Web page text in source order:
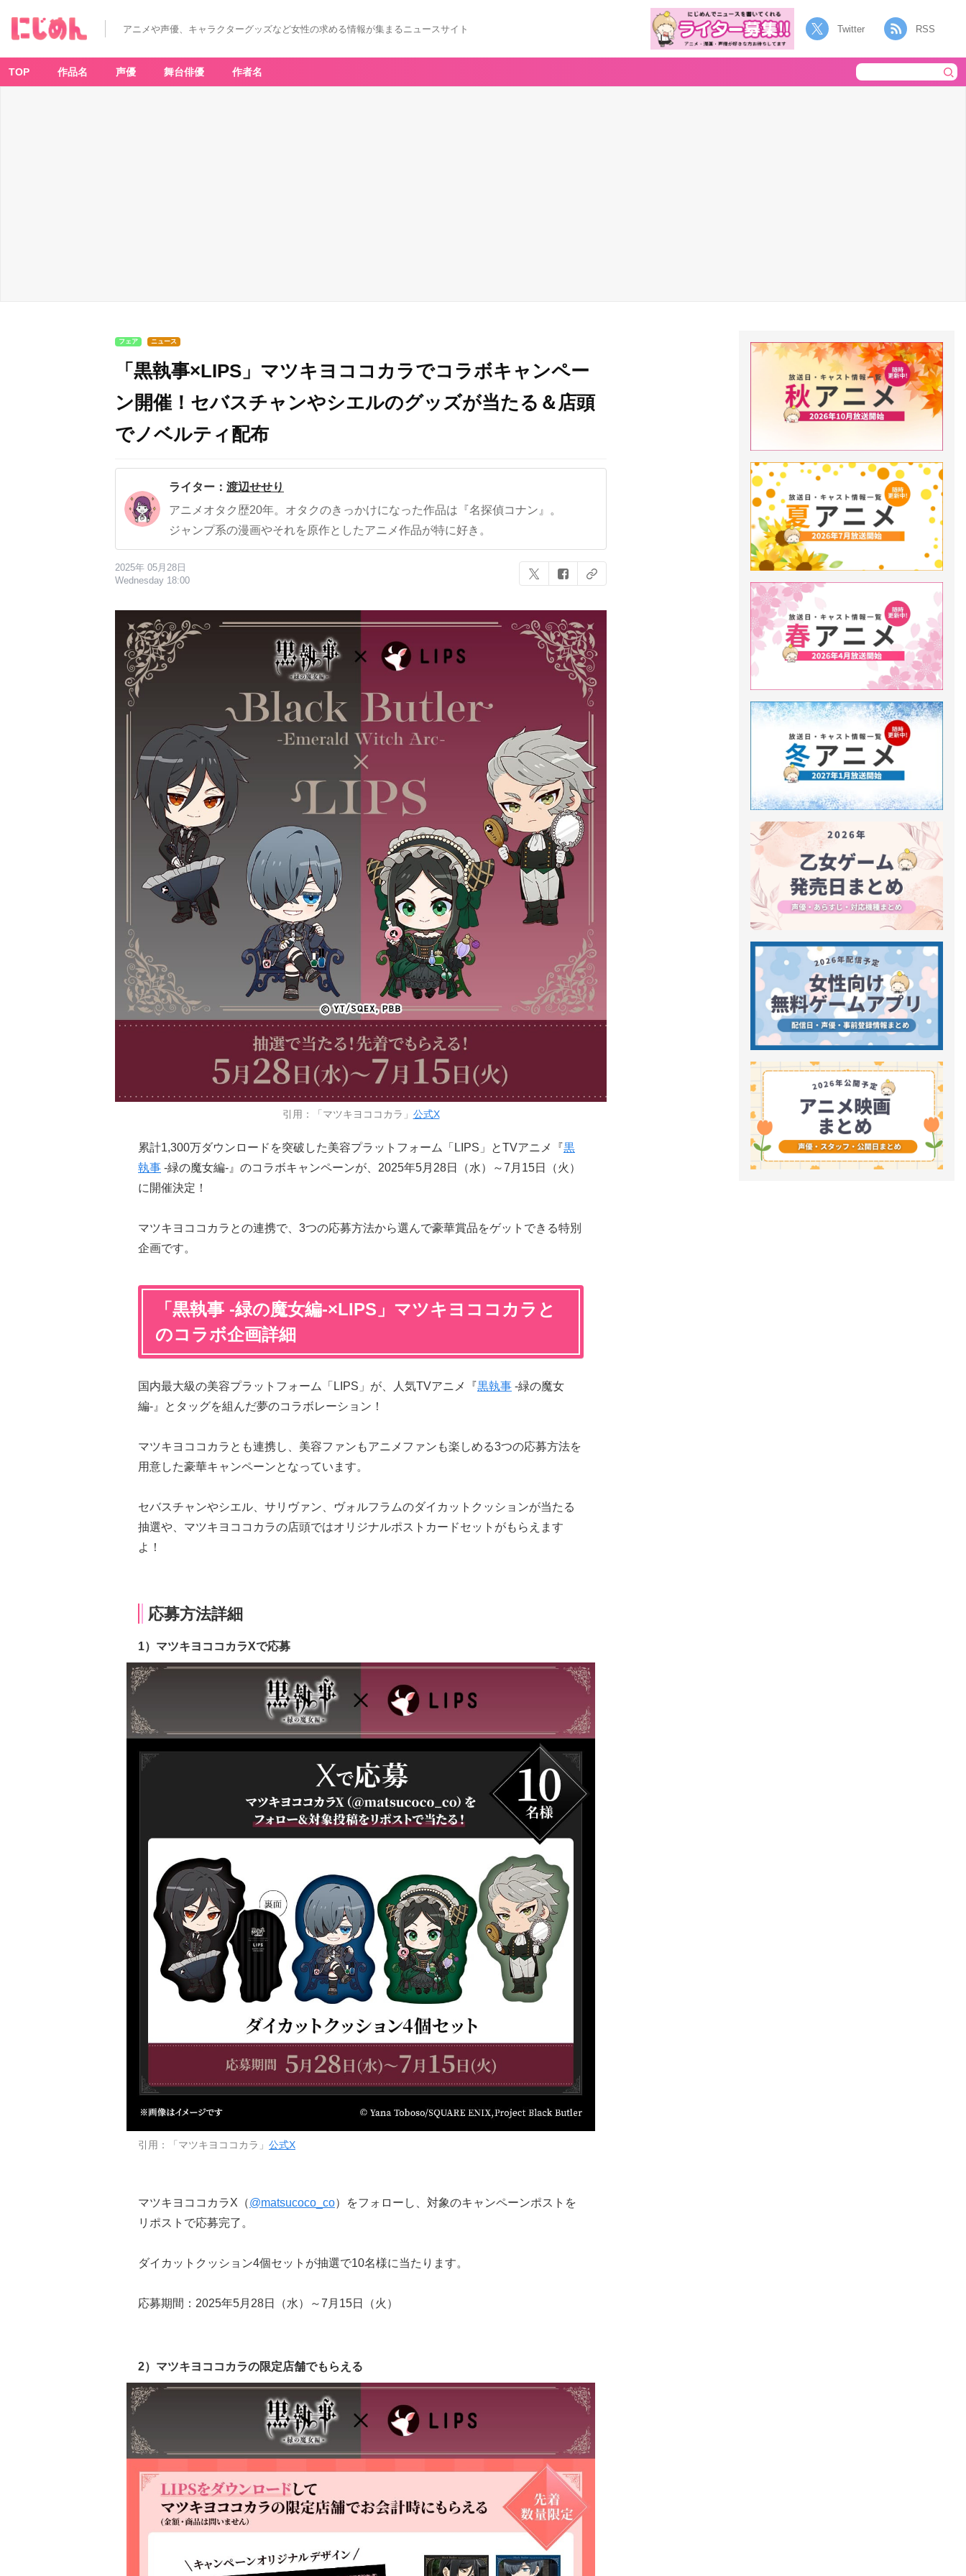
アニメや声優、キャラクターグッズなど女性の求める情報が集まるニュースサイト Twitter RSS
TOP 作品名 声優 舞台俳優 作者名
フェア ニュース
「黒執事×LIPS」マツキヨココカラでコラボキャンペー
ン開催！セバスチャンやシエルのグッズが当たる＆店頭
でノベルティ配布
ライター： 渡辺せせり
アニメオタク歴20年。オタクのきっかけになった作品は『名探偵コナン』。
ジャンプ系の漫画やそれを原作としたアニメ作品が特に好き。
2025年 05月28日
Wednesday 18:00
引用：「マツキヨココカラ」 公式X
累計1,300万ダウンロードを突破した美容プラットフォーム「LIPS」とTVアニメ『黒
執事 -緑の魔女編-』のコラボキャンペーンが、2025年5月28日（水）～7月15日（火）
に開催決定！
マツキヨココカラとの連携で、3つの応募方法から選んで豪華賞品をゲットできる特別
企画です。
「黒執事 -緑の魔女編-×LIPS」マツキヨココカラと
のコラボ企画詳細
国内最大級の美容プラットフォーム「LIPS」が、人気TVアニメ『黒執事 -緑の魔女
編-』とタッグを組んだ夢のコラボレーション！
マツキヨココカラとも連携し、美容ファンもアニメファンも楽しめる3つの応募方法を
用意した豪華キャンペーンとなっています。
セバスチャンやシエル、サリヴァン、ヴォルフラムのダイカットクッションが当たる
抽選や、マツキヨココカラの店頭ではオリジナルポストカードセットがもらえます
よ！
応募方法詳細
1）マツキヨココカラXで応募
引用：「マツキヨココカラ」 公式X
マツキヨココカラX（@matsucoco_co）をフォローし、対象のキャンペーンポストを
リポストで応募完了。
ダイカットクッション4個セットが抽選で10名様に当たります。
応募期間：2025年5月28日（水）～7月15日（火）
2）マツキヨココカラの限定店舗でもらえる